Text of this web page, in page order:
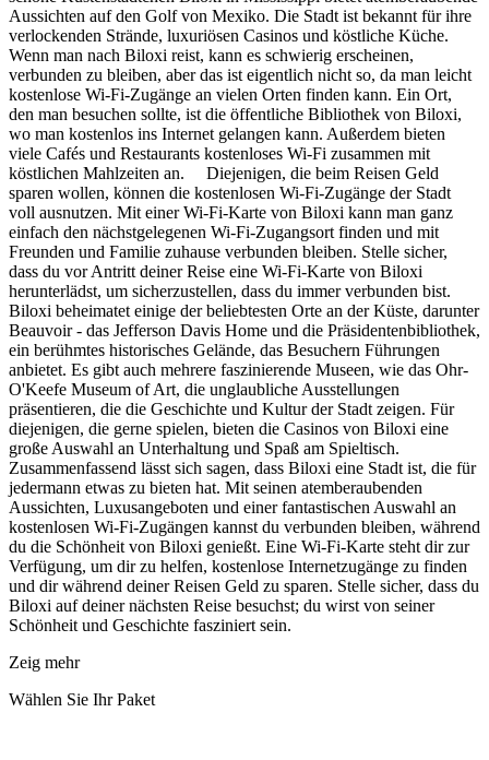
Aussichten auf den Golf von Mexiko. Die Stadt ist bekannt für ihre
verlockenden Strände, luxuriösen Casinos und köstliche Küche.
Wenn man nach Biloxi reist, kann es schwierig erscheinen,
verbunden zu bleiben, aber das ist eigentlich nicht so, da man leicht
kostenlose Wi-Fi-Zugänge an vielen Orten finden kann. Ein Ort,
den man besuchen sollte, ist die öffentliche Bibliothek von Biloxi,
wo man kostenlos ins Internet gelangen kann. Außerdem bieten
viele Cafés und Restaurants kostenloses Wi-Fi zusammen mit
köstlichen Mahlzeiten an. Diejenigen, die beim Reisen Geld
sparen wollen, können die kostenlosen Wi-Fi-Zugänge der Stadt
voll ausnutzen. Mit einer Wi-Fi-Karte von Biloxi kann man ganz
einfach den nächstgelegenen Wi-Fi-Zugangsort finden und mit
Freunden und Familie zuhause verbunden bleiben. Stelle sicher,
dass du vor Antritt deiner Reise eine Wi-Fi-Karte von Biloxi
herunterlädst, um sicherzustellen, dass du immer verbunden bist.
Biloxi beheimatet einige der beliebtesten Orte an der Küste, darunter
Beauvoir - das Jefferson Davis Home und die Präsidentenbibliothek,
ein berühmtes historisches Gelände, das Besuchern Führungen
anbietet. Es gibt auch mehrere faszinierende Museen, wie das Ohr-
O'Keefe Museum of Art, die unglaubliche Ausstellungen
präsentieren, die die Geschichte und Kultur der Stadt zeigen. Für
diejenigen, die gerne spielen, bieten die Casinos von Biloxi eine
große Auswahl an Unterhaltung und Spaß am Spieltisch.
Zusammenfassend lässt sich sagen, dass Biloxi eine Stadt ist, die für
jedermann etwas zu bieten hat. Mit seinen atemberaubenden
Aussichten, Luxusangeboten und einer fantastischen Auswahl an
kostenlosen Wi-Fi-Zugängen kannst du verbunden bleiben, während
du die Schönheit von Biloxi genießt. Eine Wi-Fi-Karte steht dir zur
Verfügung, um dir zu helfen, kostenlose Internetzugänge zu finden
und dir während deiner Reisen Geld zu sparen. Stelle sicher, dass du
Biloxi auf deiner nächsten Reise besuchst; du wirst von seiner
Schönheit und Geschichte fasziniert sein.
Zeig mehr
Wählen Sie Ihr Paket